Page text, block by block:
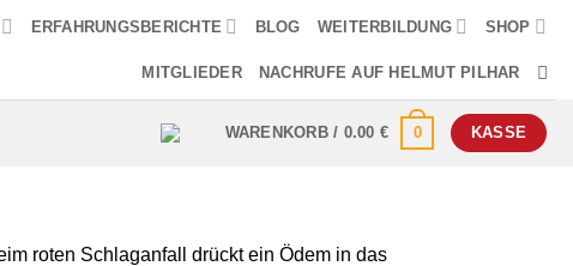
ERFAHRUNGSBERICHTE BLOG WEITERBILDUNG SHOP
MITGLIEDER NACHRUFE AUF HELMUT PILHAR
WARENKORB / 0.00 € 0 KASSE
roten Schlaganfall drückt ein Ödem in das